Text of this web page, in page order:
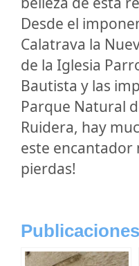
Desde el
Calatrava la
de la Iglesia
Bautista y las
Parque Natural
Ruidera, hay
este encantador
pierdas!